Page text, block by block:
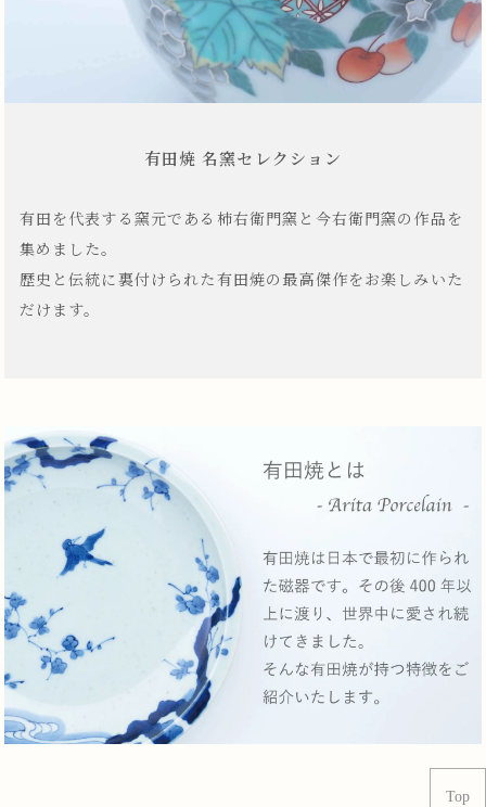
有田焼 名窯セレクション
有田を代表する窯元である柿右衛門窯と今右衛門窯の作品を
集めました。
歴史と伝統に裏付けられた有田焼の最高傑作をお楽しみいた
だけます。
Top